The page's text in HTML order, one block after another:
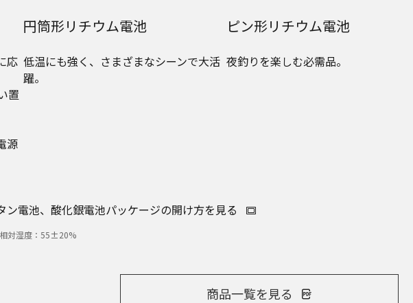
応
置
源
円筒形リチウム電池
低温にも強く、さまざまなシーンで大活
躍。
ピン形リチウム電池
夜釣りを楽しむ必需品。
電池、酸化銀電池パッケージの開け方を見る
対湿度：55±20%
商品一覧を見る